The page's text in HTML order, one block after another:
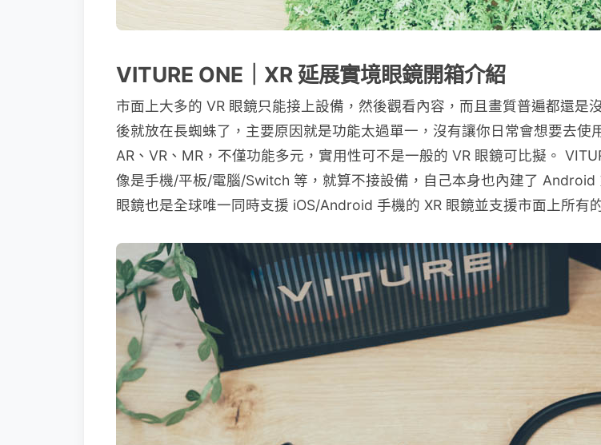
VITURE ONE｜XR 延展實境眼鏡開箱介紹
市面上大多的 VR 眼鏡只能接上設備，然後觀看內容，而且畫質普遍都還
後就放在長蜘蛛了，主要原因就是功能太過單一，沒有讓你日常會想要去
AR、VR、MR，不僅功能多元，實用性可不是一般的 VR 眼鏡可比擬。
像是手機/平板/電腦/Switch 等，就算不接設備，自己本身也內建了
眼鏡也是全球唯一同時支援 iOS/Android 手機的 XR 眼鏡並支援市面上所有